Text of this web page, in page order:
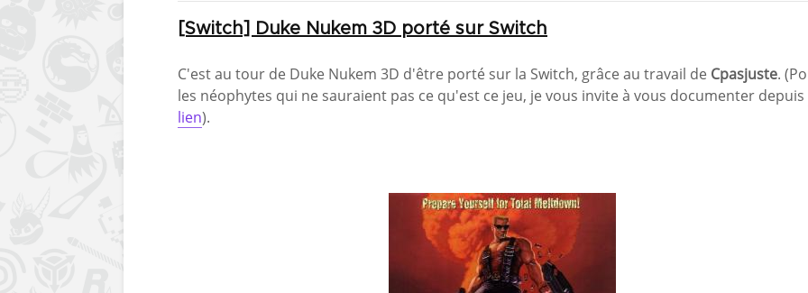
[Switch] Duke Nukem 3D porté sur Switch
C'est au tour de Duke Nukem 3D d'être porté sur la Switch, grâce au travail de Cpasjuste.
les néophytes qui ne sauraient pas ce qu'est ce jeu, je vous invite à vous documenter depuis
lien).